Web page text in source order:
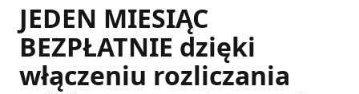
JEDEN MIESIĄC
BEZPŁATNIE dzięki
włączeniu rozliczania